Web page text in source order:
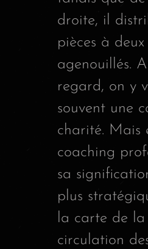
droite, il
pièces à
agenouillés.
regard, on y
souvent une
charité. Mais
coaching
sa
plus
la carte de la
circulation